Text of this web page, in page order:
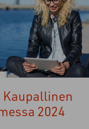
2024